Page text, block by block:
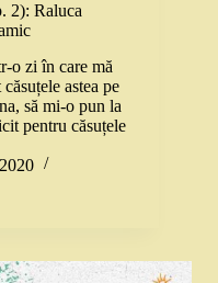
2): Raluca
o zi în care mă
astea pe
să mi-o pun la
pentru căsuțele